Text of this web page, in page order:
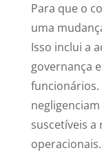
Para que o
uma
Isso inclui a
governança
funcionários.
suscetíveis
operacionais.